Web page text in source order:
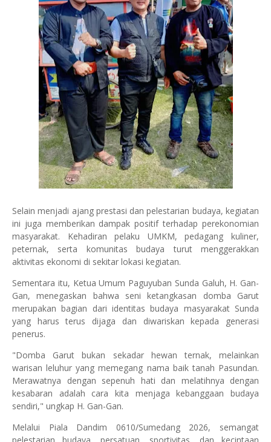
Selain menjadi ajang prestasi dan pelestarian budaya, kegiatan
ini juga memberikan dampak positif terhadap perekonomian
masyarakat. Kehadiran pelaku UMKM, pedagang kuliner,
peternak, serta komunitas budaya turut menggerakkan
aktivitas ekonomi di sekitar lokasi kegiatan.
Sementara itu, Ketua Umum Paguyuban Sunda Galuh, H. Gan-
Gan, menegaskan bahwa seni ketangkasan domba Garut
merupakan bagian dari identitas budaya masyarakat Sunda
yang harus terus dijaga dan diwariskan kepada generasi
penerus.
"Domba Garut bukan sekadar hewan ternak, melainkan
warisan leluhur yang memegang nama baik tanah Pasundan.
Merawatnya dengan sepenuh hati dan melatihnya dengan
kesabaran adalah cara kita menjaga kebanggaan budaya
sendiri," ungkap H. Gan-Gan.
Melalui Piala Dandim 0610/Sumedang 2026, semangat